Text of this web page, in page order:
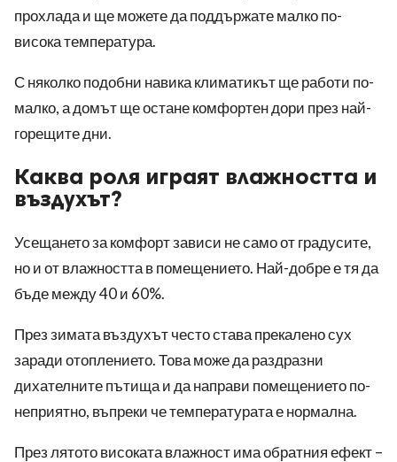
прохлада и ще можете да поддържате малко по-
висока температура.
С няколко подобни навика климатикът ще работи по-
малко, а домът ще остане комфортен дори през най-
горещите дни.
Каква роля играят влажността и
въздухът?
Усещането за комфорт зависи не само от градусите,
но и от влажността в помещението. Най-добре е тя да
бъде между 40 и 60%.
През зимата въздухът често става прекалено сух
заради отоплението. Това може да раздразни
дихателните пътища и да направи помещението по-
неприятно, въпреки че температурата е нормална.
През лятото високата влажност има обратния ефект –